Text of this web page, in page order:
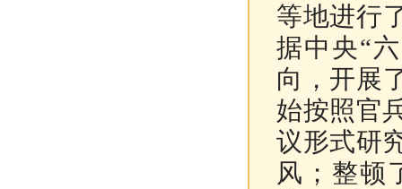
等地进行
据中央“
向，开展
始按照官
议形式研
风；整顿